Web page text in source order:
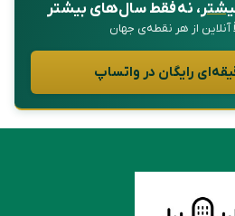
، نه فقط سال‌های بیشتر
آنلاین از هر نقطه‌ی جهان